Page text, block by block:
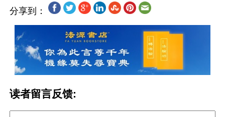
分享到：
读者留言反馈: